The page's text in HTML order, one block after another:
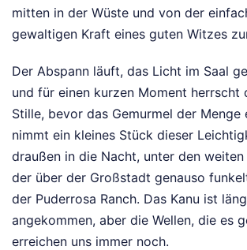
mitten in der Wüste und von der
gewaltigen Kraft eines guten Witzes
Der Abspann läuft, das Licht im Saal
und für einen kurzen Moment herrscht
Stille, bevor das Gemurmel der Menge
nimmt ein kleines Stück dieser
draußen in die Nacht, unter den weiten
der über der Großstadt genauso
der Puderrosa Ranch. Das Kanu ist
angekommen, aber die Wellen, die es
erreichen uns immer noch.